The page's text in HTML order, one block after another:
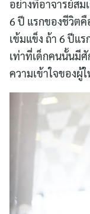
for:
อย่างที่อาจารย์สม
6 ปี แรกของชีวิตคื
เข้มแข็ง ถ้า 6 ปีแ
เท่าที่เด็กคนนั้นมี
ความเข้าใจของผู้